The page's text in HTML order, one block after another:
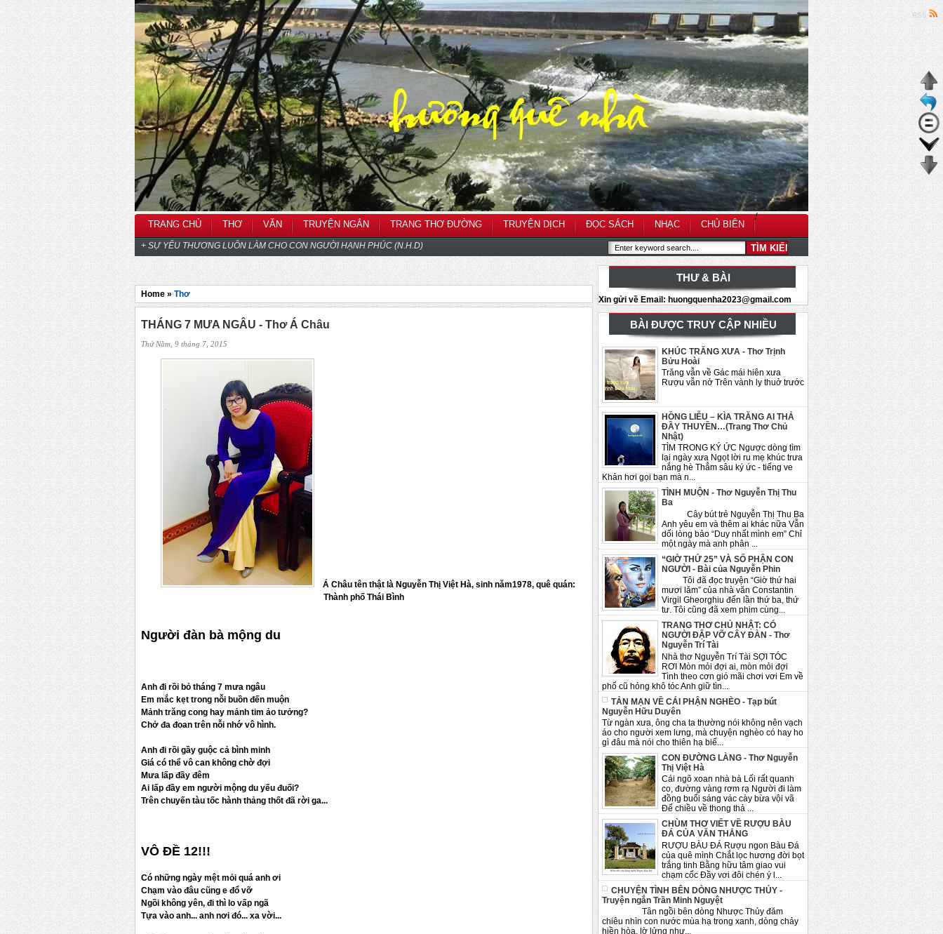
TRANG CHỦ THƠ VĂN TRUYỆN NGẮN TRANG THƠ ĐƯỜNG TRUYỆN DỊCH
/
ĐỌC SÁCH NHẠC CHỦ BIÊN
+ SỰ YÊU THƯƠNG LUÔN LÀM CHO CON NGƯỜI HẠNH PHÚC (N.H.D)
RSS
THƯ & BÀI
Xin gửi về Email: huongquenha2023@gmail.com
BÀI ĐƯỢC TRUY CẬP NHIỀU
KHÚC TRĂNG XƯA - Thơ Trịnh
Bửu Hoài
Trăng vẫn về Gác mái hiên xưa
Rượu vẫn nở Trên vành ly thuở trước
HỒNG LIỄU – KÌA TRĂNG AI THẢ
ĐẦY THUYỀN…(Trang Thơ Chủ
Nhật)
TÌM TRONG KÝ ỨC Ngược dòng tìm
lại ngày xưa Ngọt lời ru mẹ khúc trưa
nắng hè Thẳm sâu ký ức - tiếng ve
Khản hơi gọi bạn mà n...
TÌNH MUỘN - Thơ Nguyễn Thị Thu
Ba
Cây bút trẻ Nguyễn Thị Thu Ba
Anh yêu em và thêm ai khác nữa Vẫn
dối lòng bảo “Duy nhất mình em” Chỉ
một ngày mà anh phân ...
“GIỜ THỨ 25” VÀ SỐ PHẬN CON
NGƯỜI - Bài của Nguyễn Phin
Tôi đã đọc truyện “Giờ thứ hai
mươi lăm” của nhà văn Constantin
Virgil Gheorghiu đến lần thứ ba, thứ
tư. Tôi cũng đã xem phim cùng...
TRANG THƠ CHỦ NHẬT: CÓ
NGƯỜI ĐẬP VỠ CÂY ĐÀN - Thơ
Nguyễn Trí Tài
Nhà thơ Nguyễn Trí Tài SỢI TÓC
RƠI Mòn mỏi đợi ai, mòn mỏi đợi
Tình theo cơn gió mãi chơi vơi Em về
phố cũ hỏng khô tóc Anh giữ tìn...
TẢN MẠN VỀ CÁI PHẬN NGHÈO - Tạp bút
Nguyễn Hữu Duyên
Từ ngàn xưa, ông cha ta thường nói không nên vạch
áo cho người xem lưng, mà chuyện nghèo có hay ho
gì đâu mà nói cho thiên hạ biế...
CON ĐƯỜNG LÀNG - Thơ Nguyễn
Thị Việt Hà
Cái ngõ xoan nhà bà Lối rất quanh
co, đường vàng rơm rạ Người đi làm
đồng buổi sáng vác cày bừa vội vã
Để chiều về thong thả ...
CHÙM THƠ VIẾT VỀ RƯỢU BÀU
ĐÁ CỦA VĂN THẮNG
RƯỢU BÀU ĐÁ Rượu ngon Bàu Đá
của quê mình Chắt lọc hương đời bọt
trắng tinh Bằng hữu tâm giao vui
chạm cốc Đầy vơi đôi chén ý l...
CHUYỆN TÌNH BÊN DÒNG NHƯỢC THỦY -
Truyện ngắn Trần Minh Nguyệt
Tân ngồi bên dòng Nhược Thủy đăm
chiêu nhìn con nước mùa hạ trong xanh, dòng chảy
hiền hòa, lờ lửng như...
Home » Thơ
THÁNG 7 MƯA NGÂU - Thơ Á Châu
Thứ Năm, 9 tháng 7, 2015
Á Châu tên thật là Nguyễn Thị Việt Hà, sinh năm1978, quê quán:
Thành phố Thái Bình
Người đàn bà mộng du
Anh đi rồi bỏ tháng 7 mưa ngâu
Em mắc kẹt trong nỗi buồn đến muộn
Mảnh trăng cong hay mảnh tim ảo tưởng?
Chở đa đoan trên nỗi nhớ vô hình.
Anh đi rồi gầy guộc cả bình minh
Giá có thể vô can không chờ đợi
Mưa lấp đầy đêm
Ai lấp đầy em người mộng du yếu đuối?
Trên chuyến tàu tốc hành thảng thốt đã rời ga...
VÔ ĐỀ 12!!!
Có những ngày mệt mỏi quá anh ơi
Chạm vào đâu cũng e đổ vỡ
Ngồi không yên, đi thì lo vấp ngã
Tựa vào anh... anh nơi đó... xa vời...